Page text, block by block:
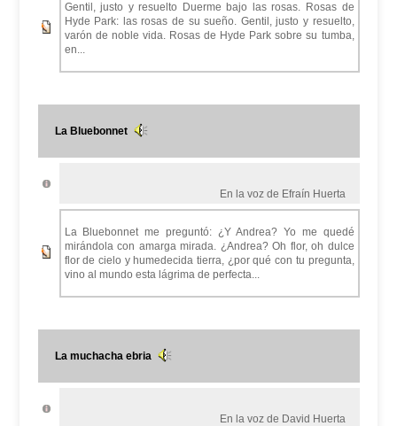
Gentil, justo y resuelto Duerme bajo las rosas. Rosas de
Hyde Park: las rosas de su sueño. Gentil, justo y resuelto,
varón de noble vida. Rosas de Hyde Park sobre su tumba,
en...
La Bluebonnet
En la voz de Efraín Huerta
La Bluebonnet me preguntó: ¿Y Andrea? Yo me quedé
mirándola con amarga mirada. ¿Andrea? Oh flor, oh dulce
flor de cielo y humedecida tierra, ¿por qué con tu pregunta,
vino al mundo esta lágrima de perfecta...
La muchacha ebria
En la voz de David Huerta